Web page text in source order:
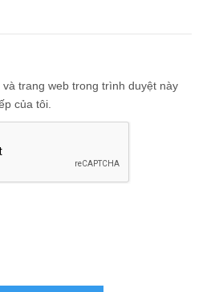
trang web trong trình duyệt này
của tôi.